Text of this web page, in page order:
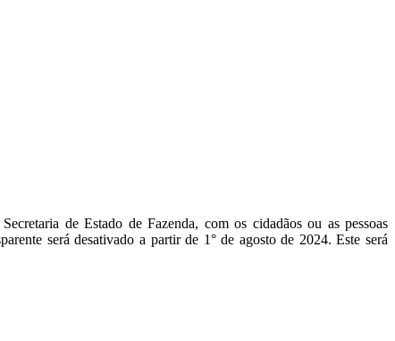
de Estado de Fazenda, com os cidadãos ou as pessoas
será desativado a partir de 1° de agosto de 2024. Este será